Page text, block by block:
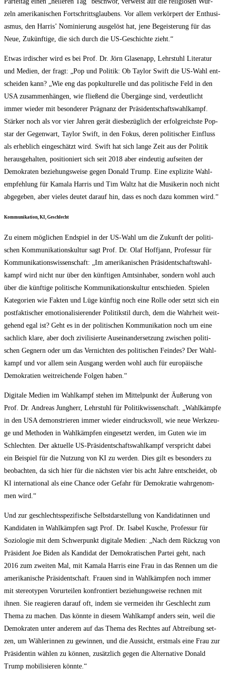
zeln ame­ri­ka­ni­schen Fort­schritts­glau­bens. Vor allem ver­kör­pert der Enthu­si­
as­mus, den Har­ris’ Nomi­nie­rung aus­ge­löst hat, jene Begeis­te­rung für das
Neue, Zukünf­ti­ge, die sich durch die US-Geschich­te zieht.“
Etwas irdi­scher wird es bei Prof. Dr. Jörn Gla­sen­app, Lehr­stuhl Lite­ra­tur
und Medi­en, der fragt: „Pop und Poli­tik: Ob Tay­lor Swift die US-Wahl ent­
schei­den kann? „Wie eng das pop­kul­tu­rel­le und das poli­ti­sche Feld in den
USA zusam­men­hän­gen, wie flie­ßend die Über­gän­ge sind, ver­deut­licht
immer wie­der mit beson­de­rer Prä­gnanz der Prä­si­dent­schafts­wahl­kampf.
Stär­ker noch als vor vier Jah­ren gerät dies­be­züg­lich der erfolg­reichs­te Pop­
star der Gegen­wart, Tay­lor Swift, in den Fokus, deren poli­ti­scher Ein­fluss
als erheb­lich ein­ge­schätzt wird. Swift hat sich lan­ge Zeit aus der Poli­tik
her­aus­ge­hal­ten, posi­tio­niert sich seit 2018 aber ein­deu­tig auf­sei­ten der
Demo­kra­ten bezie­hungs­wei­se gegen Donald Trump. Eine expli­zi­te Wahl­
emp­feh­lung für Kama­la Har­ris und Tim Waltz hat die Musi­ke­rin noch nicht
abge­ge­ben, aber vie­les deu­tet dar­auf hin, dass es noch dazu kom­men wird.“
Kom­mu­ni­ka­ti­on, KI, Geschlecht
Zu einem mög­li­chen End­spiel in der US-Wahl um die Zukunft der poli­ti­
schen Kom­mu­ni­ka­ti­ons­kul­tur sagt Prof. Dr. Olaf Hoff­jann, Pro­fes­sur für
Kom­mu­ni­ka­ti­ons­wis­sen­schaft: „Im ame­ri­ka­ni­schen Prä­si­dent­schafts­wahl­
kampf wird nicht nur über den künf­ti­gen Amts­in­ha­ber, son­dern wohl auch
über die künf­ti­ge poli­ti­sche Kom­mu­ni­ka­ti­ons­kul­tur ent­schie­den. Spie­len
Kate­go­rien wie Fak­ten und Lüge künf­tig noch eine Rol­le oder setzt sich ein
post­fak­ti­scher emo­tio­na­li­sie­ren­der Poli­tik­stil durch, dem die Wahr­heit weit­
ge­hend egal ist? Geht es in der poli­ti­schen Kom­mu­ni­ka­ti­on noch um eine
sach­lich kla­re, aber doch zivi­li­sier­te Aus­ein­an­der­set­zung zwi­schen poli­ti­
schen Geg­nern oder um das Ver­nich­ten des poli­ti­schen Fein­des? Der Wahl­
kampf und vor allem sein Aus­gang wer­den wohl auch für euro­päi­sche
Demo­kra­tien weit­rei­chen­de Fol­gen haben.“
Digi­ta­le Medi­en im Wahl­kampf ste­hen im Mit­tel­punkt der Äuße­rung von
Prof. Dr. Andre­as Jung­herr, Lehr­stuhl für Poli­tik­wis­sen­schaft. „Wahl­kämp­fe
in den USA demons­trie­ren immer wie­der ein­drucks­voll, wie neue Werk­zeu­
ge und Metho­den in Wahl­kämp­fen ein­ge­setzt wer­den, im Guten wie im
Schlech­ten. Der aktu­el­le US-Prä­si­dent­schafts­wahl­kampf ver­spricht dabei
ein Bei­spiel für die Nut­zung von KI zu wer­den. Dies gilt es beson­ders zu
beob­ach­ten, da sich hier für die nächs­ten vier bis acht Jah­re ent­schei­det, ob
KI inter­na­tio­nal als eine Chan­ce oder Gefahr für Demo­kra­tie wahr­ge­nom­
men wird.“
Und zur geschlechts­spe­zi­fi­sche Selbst­dar­stel­lung von Kan­di­da­tin­nen und
Kan­di­da­ten in Wahl­kämp­fen sagt Prof. Dr. Isa­bel Kusche, Pro­fes­sur für
Sozio­lo­gie mit dem Schwer­punkt digi­ta­le Medi­en: „Nach dem Rück­zug von
Prä­si­dent Joe Biden als Kan­di­dat der Demo­kra­ti­schen Par­tei geht, nach
2016 zum zwei­ten Mal, mit Kama­la Har­ris eine Frau in das Ren­nen um die
ame­ri­ka­ni­sche Prä­si­dent­schaft. Frau­en sind in Wahl­kämp­fen noch immer
mit ste­reo­ty­pen Vor­ur­tei­len kon­fron­tiert bezie­hungs­wei­se rech­nen mit
ihnen. Sie reagie­ren dar­auf oft, indem sie ver­mei­den ihr Geschlecht zum
The­ma zu machen. Das könn­te in die­sem Wahl­kampf anders sein, weil die
Demo­kra­ten unter ande­rem auf das The­ma des Rech­tes auf Abtrei­bung set­
zen, um Wäh­le­rin­nen zu gewin­nen, und die Aus­sicht, erst­mals eine Frau zur
Prä­si­den­tin wäh­len zu kön­nen, zusätz­lich gegen die Alter­na­ti­ve Donald
Trump mobi­li­sie­ren könnte.“